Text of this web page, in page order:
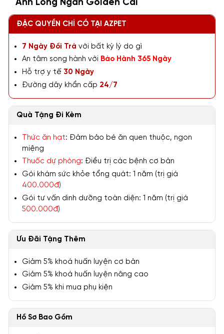
Anh Lông Ngắn Golden Cái
ĐẶC QUYỀN CHỈ CÓ TẠI AZPET
7 Ngày Đổi Trả với bất kỳ lý do gì
An tâm song hành với Bảo Hành 365 Ngày
Hỗ trợ y tế 30 Ngày
Đường dây khẩn cấp 24/7
Quà Tặng Đi Kèm
Thức ăn hạt: Đảm bảo bé ăn quen thuộc, ngon
miệng
Thuốc dự phòng: Điều trị các bệnh cơ bản
Gói khám sức khỏe tổng quát: 1 năm (trị giá
400.000đ)
Gói tư vấn dinh dưỡng toàn diện: 1 năm (trị giá
500.000đ)
Ưu Đãi Tặng Thêm
Giảm 5% khoá huấn luyện cơ bản
Giảm 5% khoá huấn luyện nâng cao
Giảm 5% khi mua phụ kiện
Hồ Sơ Bao Gồm